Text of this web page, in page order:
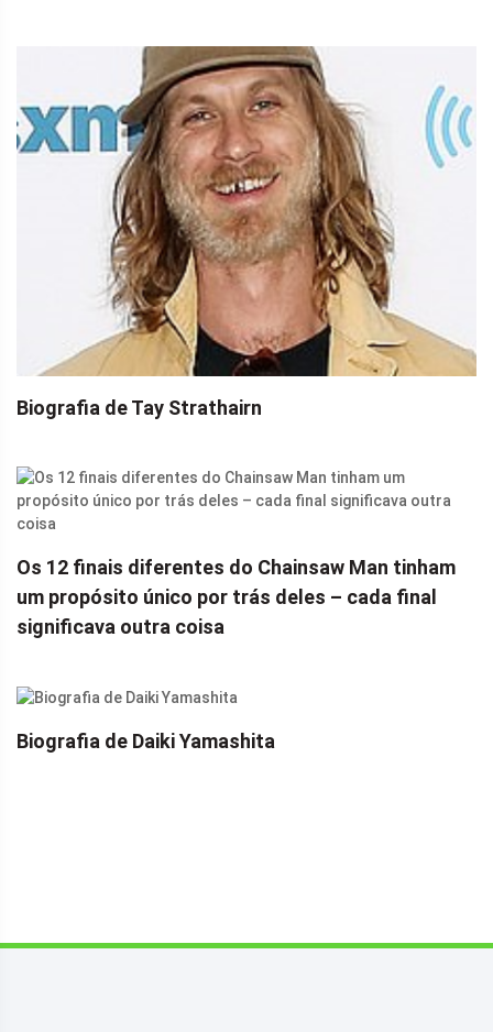
Biografia de Tay Strathairn
Os 12 finais diferentes do Chainsaw Man tinham
um propósito único por trás deles – cada final
significava outra coisa
Biografia de Daiki Yamashita